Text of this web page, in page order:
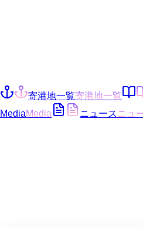
寄港地一覧寄港地一覧
MediaMedia ニュース ニュ